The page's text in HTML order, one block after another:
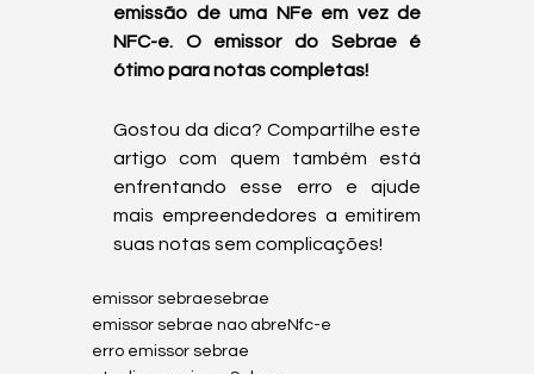
emissão de uma NFe em vez de
NFC-e. O emissor do Sebrae é
ótimo para notas completas!
Gostou da dica? Compartilhe este
artigo com quem também está
enfrentando esse erro e ajude
mais empreendedores a emitirem
suas notas sem complicações!
emissor sebraesebrae
emissor sebrae nao abre Nfc-e
erro emissor sebrae